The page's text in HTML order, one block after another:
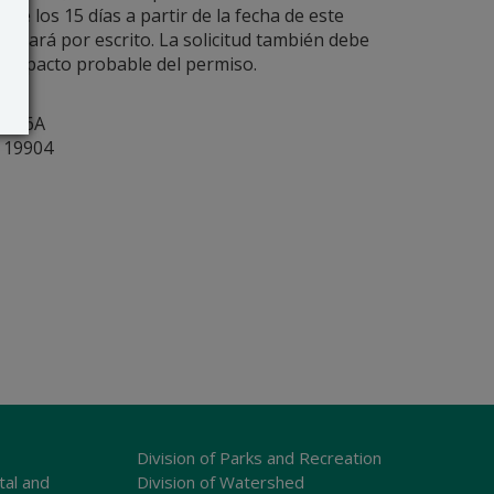
los 15 días a partir de la fecha de este
hará por escrito. La solicitud también debe
probable del permiso.
6A
and
Division of Parks and Recreation
Division of Watershed